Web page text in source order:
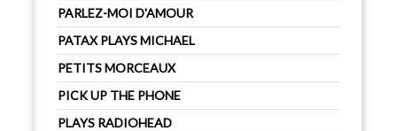
PARLEZ-MOI D'AMOUR
PATAX PLAYS MICHAEL
PETITS MORCEAUX
PICK UP THE PHONE
PLAYS RADIOHEAD